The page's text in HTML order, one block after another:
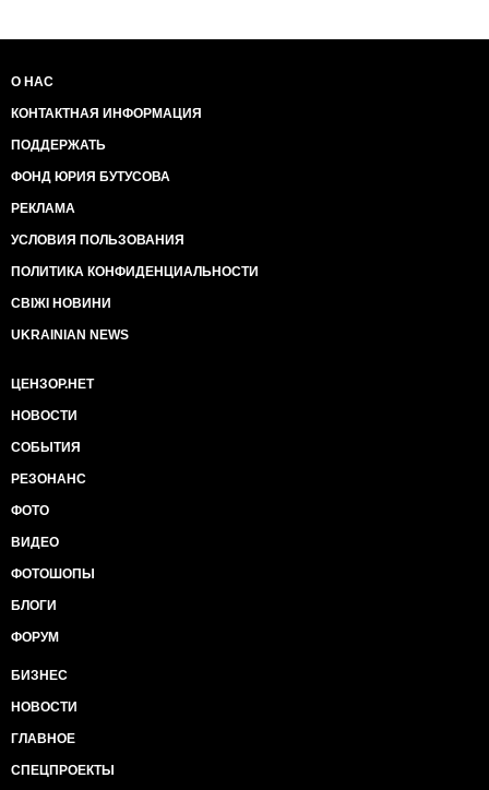
О НАС
КОНТАКТНАЯ ИНФОРМАЦИЯ
ПОДДЕРЖАТЬ
ФОНД ЮРИЯ БУТУСОВА
РЕКЛАМА
УСЛОВИЯ ПОЛЬЗОВАНИЯ
ПОЛИТИКА КОНФИДЕНЦИАЛЬНОСТИ
СВІЖІ НОВИНИ
UKRAINIAN NEWS
ЦЕНЗОР.НЕТ
НОВОСТИ
СОБЫТИЯ
РЕЗОНАНС
ФОТО
ВИДЕО
ФОТОШОПЫ
БЛОГИ
ФОРУМ
БИЗНЕС
НОВОСТИ
ГЛАВНОЕ
СПЕЦПРОЕКТЫ